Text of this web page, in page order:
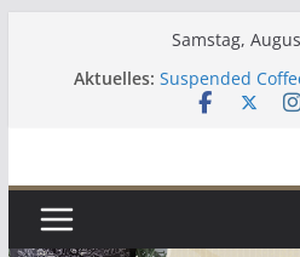
Samstag,
Aktuelles: Suspended
Lebenszeichen